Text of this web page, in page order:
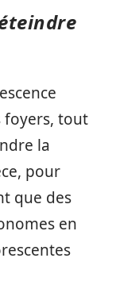
foyers, tout
la
pour
que des
en